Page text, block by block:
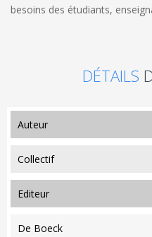
besoins des étudiants,
DÉTAILS
auteur
Collectif
editeur
De Boeck